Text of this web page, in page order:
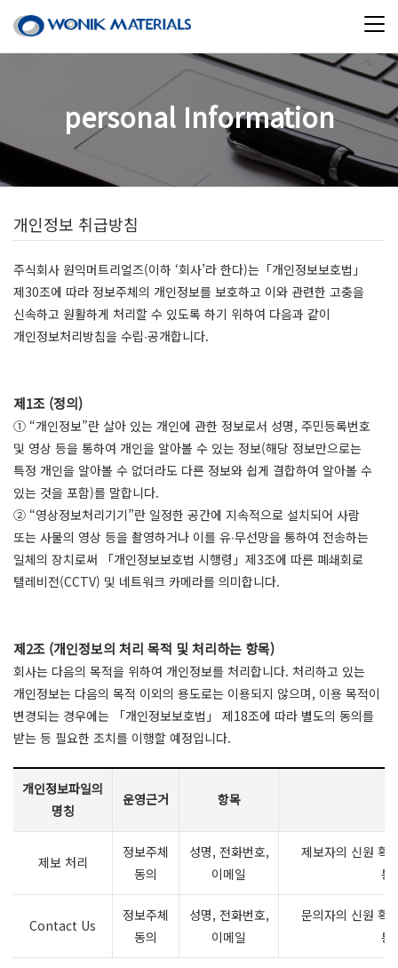
personal Information
개인정보 취급방침
주식회사 원익머트리얼즈(이하 ‘회사’라 한다)는「개인정보보호법」
제30조에 따라 정보주체의 개인정보를 보호하고 이와 관련한 고충을
신속하고 원활하게 처리할 수 있도록 하기 위하여 다음과 같이
개인정보처리방침을 수립∙공개합니다.
제1조 (정의)
① “개인정보”란 살아 있는 개인에 관한 정보로서 성명, 주민등록번호
및 영상 등을 통하여 개인을 알아볼 수 있는 정보(해당 정보만으로는
특정 개인을 알아볼 수 없더라도 다른 정보와 쉽게 결합하여 알아볼 수
있는 것을 포함)를 말합니다.
② “영상정보처리기기”란 일정한 공간에 지속적으로 설치되어 사람
또는 사물의 영상 등을 촬영하거나 이를 유∙무선망을 통하여 전송하는
일체의 장치로써 「개인정보보호법 시행령」제3조에 따른 폐쇄회로
텔레비전(CCTV) 및 네트워크 카메라를 의미합니다.
제2조 (개인정보의 처리 목적 및 처리하는 항목)
회사는 다음의 목적을 위하여 개인정보를 처리합니다. 처리하고 있는
개인정보는 다음의 목적 이외의 용도로는 이용되지 않으며, 이용 목적이
변경되는 경우에는 「개인정보보호법」 제18조에 따라 별도의 동의를
받는 등 필요한 조치를 이행할 예정입니다.
개인정보파일의
명칭
운영근거 항목
제보 처리
정보주체
동의
성명, 전화번호,
이메일
제보자의 신원 확
통
Contact Us
정보주체
동의
성명, 전화번호,
이메일
문의자의 신원 확
통